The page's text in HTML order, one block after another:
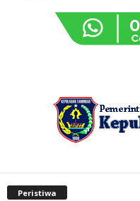
Peristiwa